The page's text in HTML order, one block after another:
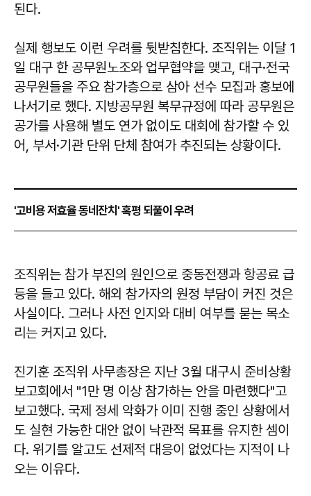
된다.
실제 행보도 이런 우려를 뒷받침한다. 조직위는 이달 1
일 대구 한 공무원노조와 업무협약을 맺고, 대구·전국
공무원들을 주요 참가층으로 삼아 선수 모집과 홍보에
나서기로 했다. 지방공무원 복무규정에 따라 공무원은
공가를 사용해 별도 연가 없이도 대회에 참가할 수 있
어, 부서·기관 단위 단체 참여가 추진되는 상황이다.
'고비용 저효율 동네잔치' 혹평 되풀이 우려
조직위는 참가 부진의 원인으로 중동전쟁과 항공료 급
등을 들고 있다. 해외 참가자의 원정 부담이 커진 것은
사실이다. 그러나 사전 인지와 대비 여부를 묻는 목소
리는 커지고 있다.
진기훈 조직위 사무총장은 지난 3월 대구시 준비상황
보고회에서 "1만 명 이상 참가하는 안을 마련했다"고
보고했다. 국제 정세 악화가 이미 진행 중인 상황에서
도 실현 가능한 대안 없이 낙관적 목표를 유지한 셈이
다. 위기를 알고도 선제적 대응이 없었다는 지적이 나
오는 이유다.